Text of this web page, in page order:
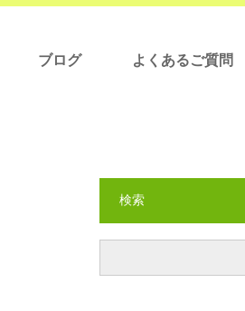
ブログ よくあるご質問
検索